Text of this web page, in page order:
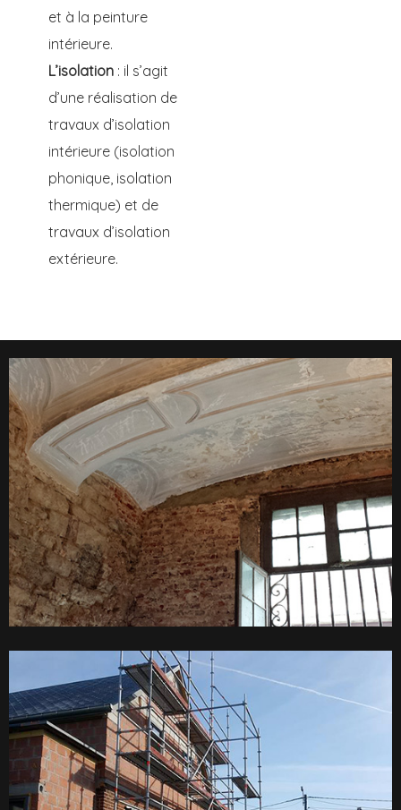
et à la peinture
intérieure.
L’isolation : il s’agit
d’une réalisation de
travaux d’isolation
intérieure (isolation
phonique, isolation
thermique) et de
travaux d’isolation
extérieure.
Plafonnage